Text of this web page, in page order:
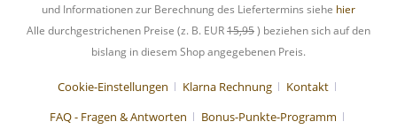
und Informationen zur Berechnung des Liefertermins siehe hier
Alle durchgestrichenen Preise (z. B. EUR15,95) beziehen sich auf den
bislang in diesem Shop angegebenen Preis.
Cookie-Einstellungen Klarna Rechnung
Kontakt
FAQ - Fragen & Antworten
Bonus-Punkte-Programm